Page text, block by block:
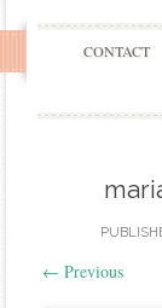
CONTACT
← Previous